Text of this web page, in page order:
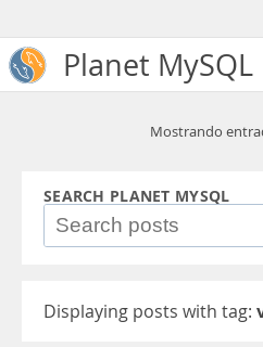
Planet MySQL
Mostrando
SEARCH PLANET MYSQL
Displaying posts with tag: